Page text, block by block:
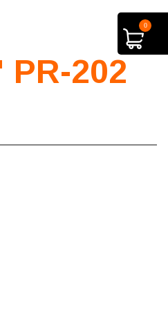
202
0